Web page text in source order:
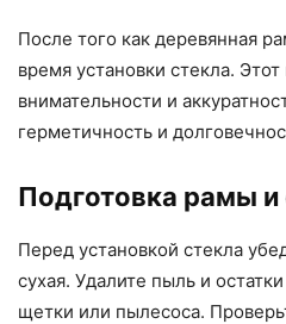
После того как деревянная
время установки стекла.
внимательности и
герметичность и
Подготовка рамы и
Перед установкой стекла
сухая. Удалите пыль и
щетки или пылесоса.